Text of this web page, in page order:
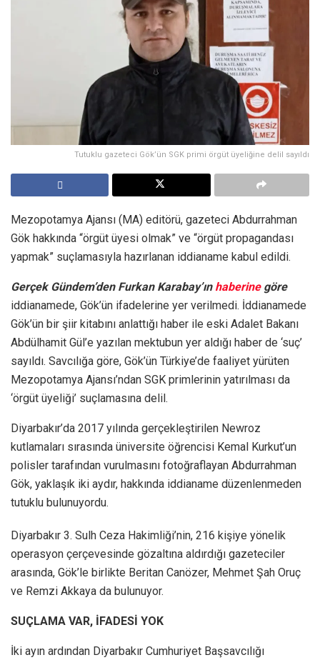
Tutuklu gazeteci Gök’ün SGK primi örgüt üyeliğine delil sayıldı
Mezopotamya Ajansı (MA) editörü, gazeteci Abdurrahman
Gök hakkında “örgüt üyesi olmak” ve “örgüt propagandası
yapmak” suçlamasıyla hazırlanan iddianame kabul edildi.
Gerçek Gündem’den Furkan Karabay’ın haberinegöre
iddianamede, Gök’ün ifadelerine yer verilmedi. İddianamede
Gök’ün bir şiir kitabını anlattığı haber ile eski Adalet Bakanı
Abdülhamit Gül’e yazılan mektubun yer aldığı haber de ‘suç’
sayıldı. Savcılığa göre, Gök’ün Türkiye’de faaliyet yürüten
Mezopotamya Ajansı’ndan SGK primlerinin yatırılması da
‘örgüt üyeliği’ suçlamasına delil.
Diyarbakır’da 2017 yılında gerçekleştirilen Newroz
kutlamaları sırasında üniversite öğrencisi Kemal Kurkut’un
polisler tarafından vurulmasını fotoğraflayan Abdurrahman
Gök, yaklaşık iki aydır, hakkında iddianame düzenlenmeden
tutuklu bulunuyordu.
Diyarbakır 3. Sulh Ceza Hakimliği’nin, 216 kişiye yönelik
operasyon çerçevesinde gözaltına aldırdığı gazeteciler
arasında, Gök’le birlikte Beritan Canözer, Mehmet Şah Oruç
ve Remzi Akkaya da bulunuyor.
SUÇLAMA VAR, İFADESİ YOK
İki ayın ardından Diyarbakır Cumhuriyet Başsavcılığı